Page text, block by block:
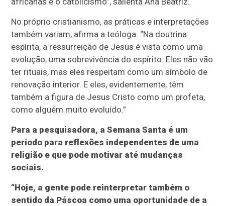
No próprio cristianismo, as práticas e interpretações
também variam, afirma a teóloga. “Na doutrina
espírita, a ressurreição de Jesus é vista como uma
evolução, uma sobrevivência do espírito. Eles não vão
ter rituais, mas eles respeitam como um símbolo de
renovação interior. E eles, evidentemente, têm
também a figura de Jesus Cristo como um profeta,
como alguém muito evoluído.”
Para a pesquisadora, a Semana Santa é um
período para reflexões independentes de uma
religião e que pode motivar até mudanças
sociais.
“Hoje, a gente pode reinterpretar também o
sentido da Páscoa como uma oportunidade de a